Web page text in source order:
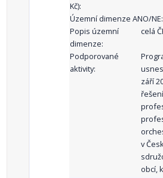
Kč):
Územní dimenze ANO/NE:
Popis územní
dimenze:
celá
Podporované
aktivity:
září
v
obcí,